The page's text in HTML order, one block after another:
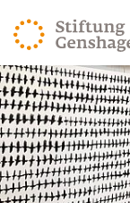
ZUM
ZUR SUCHE